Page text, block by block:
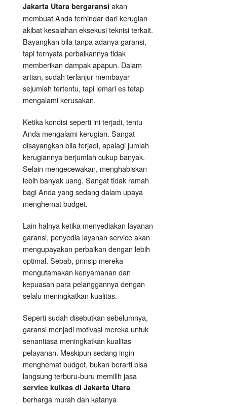
Jakarta Utara bergaransi akan
membuat Anda terhindar dari kerugian
akibat kesalahan eksekusi teknisi terkait.
Bayangkan bila tanpa adanya garansi,
tapi ternyata perbaikannya tidak
memberikan dampak apapun. Dalam
artian, sudah terlanjur membayar
sejumlah tertentu, tapi lemari es tetap
mengalami kerusakan.
Ketika kondisi seperti ini terjadi, tentu
Anda mengalami kerugian. Sangat
disayangkan bila terjadi, apalagi jumlah
kerugiannya berjumlah cukup banyak.
Selain mengecewakan, menghabiskan
lebih banyak uang. Sangat tidak ramah
bagi Anda yang sedang dalam upaya
menghemat budget.
Lain halnya ketika menyediakan layanan
garansi, penyedia layanan service akan
mengupayakan perbaikan dengan lebih
optimal. Sebab, prinsip mereka
mengutamakan kenyamanan dan
kepuasan para pelanggannya dengan
selalu meningkatkan kualitas.
Seperti sudah disebutkan sebelumnya,
garansi menjadi motivasi mereka untuk
senantiasa meningkatkan kualitas
pelayanan. Meskipun sedang ingin
menghemat budget, bukan berarti bisa
langsung terburu-buru memilih jasa
service kulkas di Jakarta Utara
berharga murah dan katanya